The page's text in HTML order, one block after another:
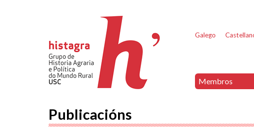
Galego
Membros
Publicacións